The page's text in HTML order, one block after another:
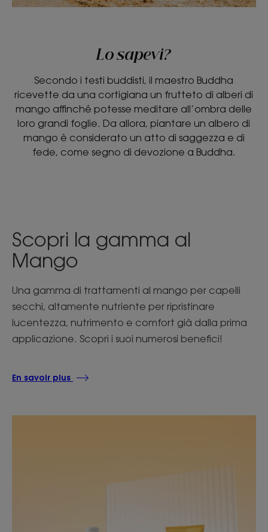
Lo sapevi?
Secondo i testi buddisti, il maestro Buddha
ricevette da una cortigiana un frutteto di alberi di
mango affinché potesse meditare all’ombra delle
loro grandi foglie. Da allora, piantare un albero di
mango è considerato un atto di saggezza e di
fede, come segno di devozione a Buddha.
Scopri la gamma al
Mango
Una gamma di trattamenti al mango per capelli
secchi, altamente nutriente per ripristinare
lucentezza, nutrimento e comfort già dalla prima
applicazione. Scopri i suoi numerosi benefici!
En savoir plus